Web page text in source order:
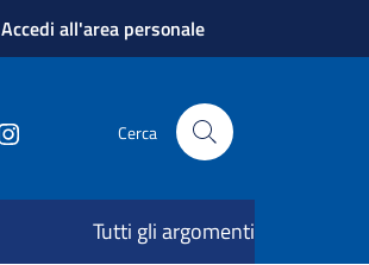
Accedi all'area personale
Cerca
Tutti gli argomenti